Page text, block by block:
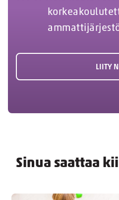
LIITY
Sinua saattaa